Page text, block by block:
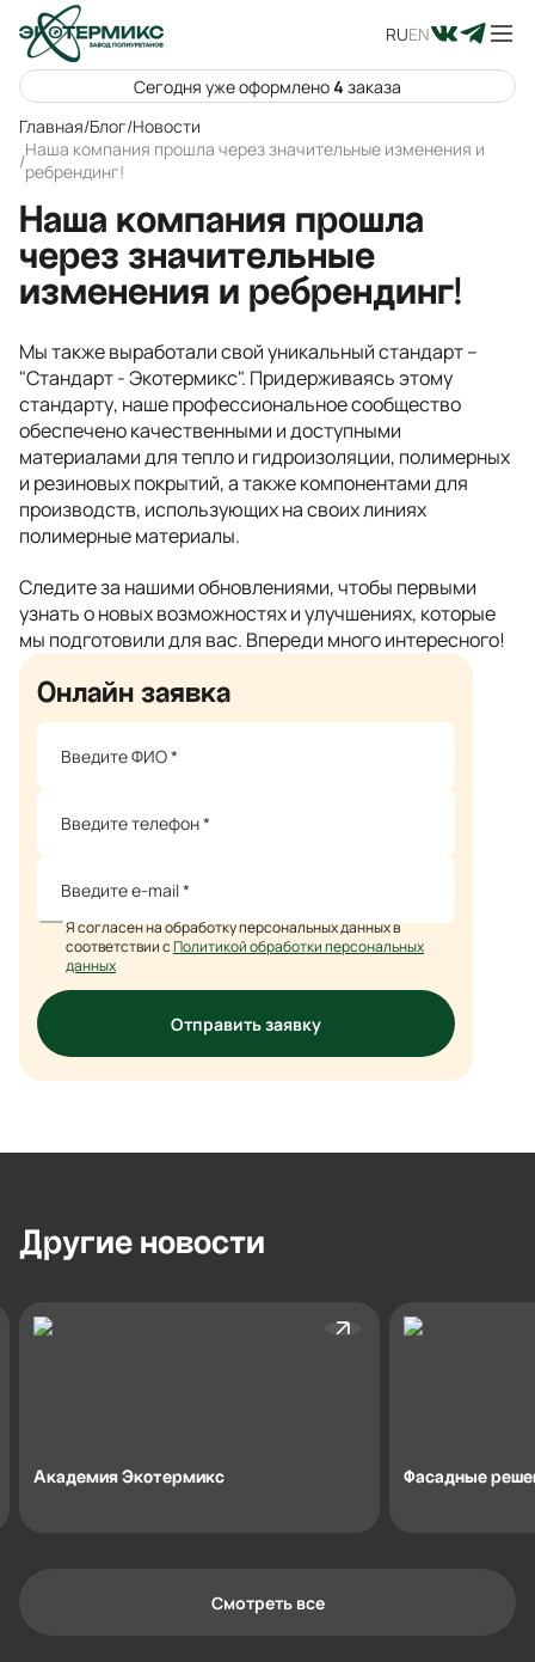
RUEN
Сегодня уже оформлено4 заказа
Главная/Блог/Новости
/Наша компания прошла через значительные изменения и
ребрендинг!
Наша компания прошла
через значительные
изменения и ребрендинг!
Мы также выработали свой уникальный стандарт –
"Стандарт - Экотермикс". Придерживаясь этому
стандарту, наше профессиональное сообщество
обеспечено качественными и доступными
материалами для тепло и гидроизоляции, полимерных
и резиновых покрытий, а также компонентами для
производств, использующих на своих линиях
полимерные материалы.
Следите за нашими обновлениями, чтобы первыми
узнать о новых возможностях и улучшениях, которые
мы подготовили для вас. Впереди много интересного!
Онлайн заявка
Я согласен на обработку персональных данных в
соответствии сПолитикой обработки персональных
данных
Отправить заявку
Другие новости
Академия Экотермикс Фасадные
Смотреть все